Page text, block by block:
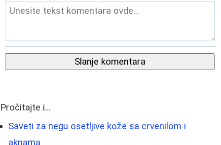
Slanje komentara
Pročitajte i...
Saveti za negu osetljive kože sa crvenilom i
aknama